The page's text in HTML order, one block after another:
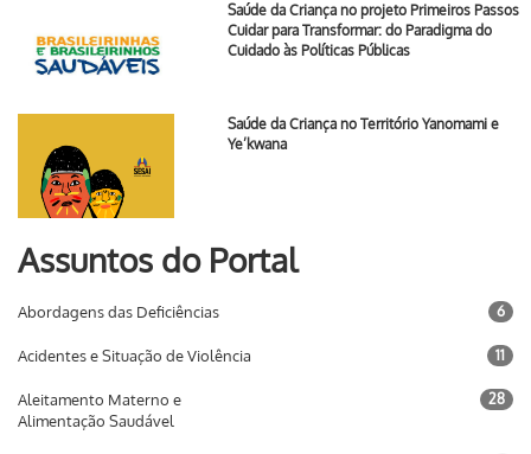
Saúde da Criança no projeto Primeiros Passos
Cuidar para Transformar: do Paradigma do
Cuidado às Políticas Públicas
Saúde da Criança no Território Yanomami e
Ye’kwana
Assuntos do Portal
Abordagens das Deficiências 6
Acidentes e Situação de Violência 11
Aleitamento Materno e
Alimentação Saudável
28